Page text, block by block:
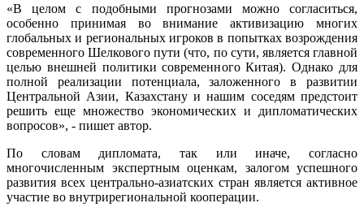
«В целом с подобными прогнозами можно согласиться,
особенно принимая во внимание активизацию многих
глобальных и региональных игроков в попытках возрождения
современного Шелкового пути (что, по сути, является главной
целью внешней политики современного Китая). Однако для
полной реализации потенциала, заложенного в развитии
Центральной Азии, Казахстану и нашим соседям предстоит
решить еще множество экономических и дипломатических
вопросов», - пишет автор.
По словам дипломата, так или иначе, согласно
многочисленным экспертным оценкам, залогом успешного
развития всех центрально-азиатских стран является активное
участие во внутрирегиональной кооперации.